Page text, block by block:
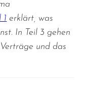
1 erklärt, was
In Teil 3 gehen
und das